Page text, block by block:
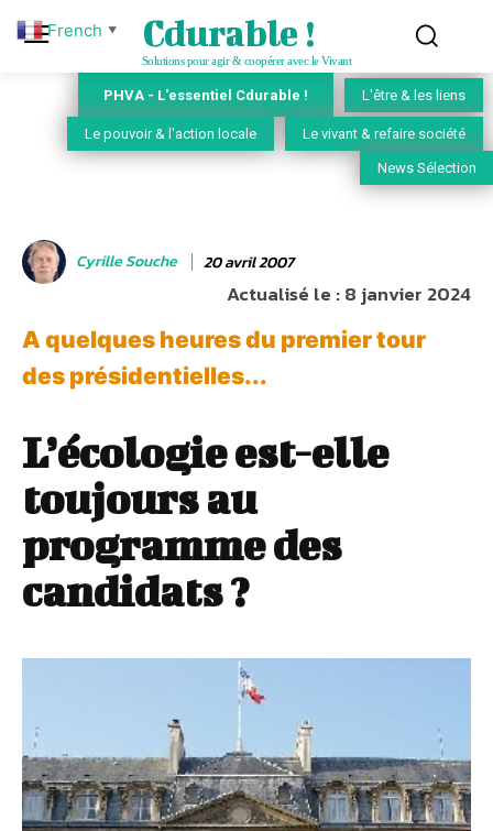
Cdurable !
Solutions pour agir & coopérer avec le Vivant
PHVA - L'essentiel Cdurable ! L'être & les liens
Le pouvoir & l'action locale Le vivant & refaire société
News Sélection
Cyrille Souche 20 avril 2007
Actualisé le :8 janvier 2024
A quelques heures du premier tour
des présidentielles...
L’écologie est-elle
toujours au
programme des
candidats ?
French ▼